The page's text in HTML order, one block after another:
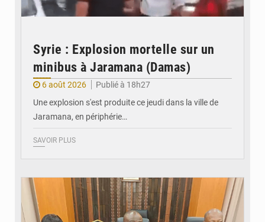
Syrie : Explosion mortelle sur un
minibus à Jaramana (Damas)
6 août 2026
Publié à 18h27
Une explosion s'est produite ce jeudi dans la ville de
Jaramana, en périphérie…
SAVOIR PLUS